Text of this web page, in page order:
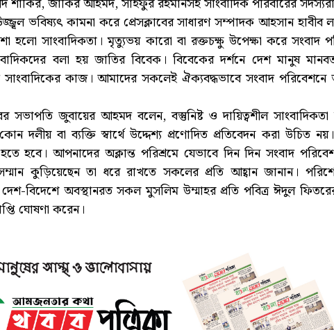
ভবিষ্যৎ কামনা করে প্রেসক্লাবের সাধারণ সম্পাদক আহসান হাবীব
হলো সাংবাদিকতা। মৃত্যুভয় কারো বা রক্তচক্ষু উপেক্ষা করে সংবাদ
বলা হয় জাতির বিবেক। বিবেকের দর্শনে দেশ মানুষ
সাংবাদিকের কাজ। আমাদের সকলেই ঐক্যবদ্ধভাবে সংবাদ
সভাপতি জুবায়ের আহমদ বলেন, বস্তুনিষ্ট ও দায়িত্বশীল
দলীয় বা ব্যক্তি স্বার্থে উদ্দেশ্য প্রণোদিত প্রতিবেদন করা উচিত
হবে। আপনাদের অক্লান্ত পরিশ্রমে যেভাবে দিন দিন সংবাদ
কুড়িয়েছেন তা ধরে রাখতে সকলের প্রতি আহ্বান জানান।
বিদেশে অবস্থানরত সকল মুসলিম উম্মাহর প্রতি পবিত্র ঈদুল
ঘোষণা করেন।